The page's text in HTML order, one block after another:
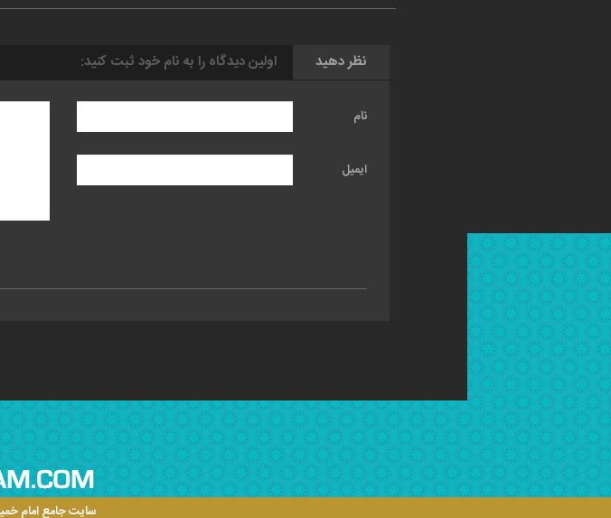
نظر دهید اولین دیدگاه را به نام خود ثبت کنید:
نام
ایمیل
سایت جامع امام